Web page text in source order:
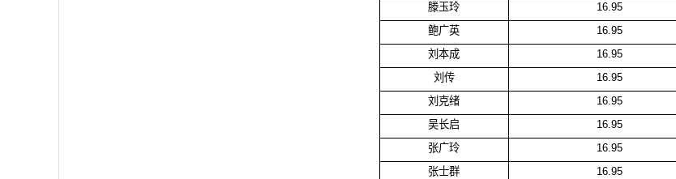
滕玉玲
16.95
鲍广英
16.95
刘本成
16.95
刘传
16.95
刘克绪
16.95
吴长启
16.95
张广玲
16.95
张士群
16.95